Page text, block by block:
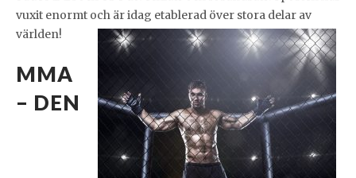
vuxit enormt och är idag etablerad över stora delar av
världen!
MMA
– DEN